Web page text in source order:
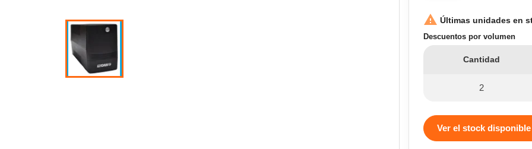
 Últimas unidades en
Descuentos por volumen
Cantidad
2
Ver el stock